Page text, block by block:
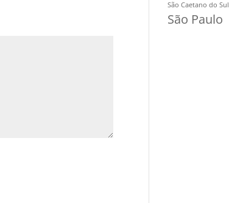
São Caetano do Sul
São Paulo